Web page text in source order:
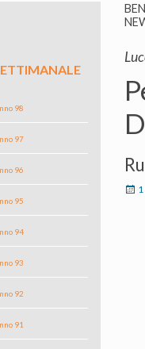
98
97
96
95
94
93
92
91